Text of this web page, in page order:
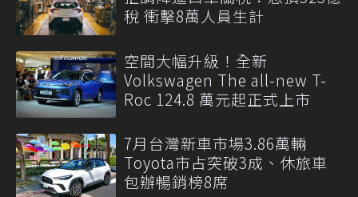
稅 衝擊8萬人員生計
空間大幅升級！全新
Volkswagen The all-new T-
Roc 124.8 萬元起正式上市
7月台灣新車市場3.86萬輛
Toyota市占突破3成、休旅車
包辦暢銷榜8席